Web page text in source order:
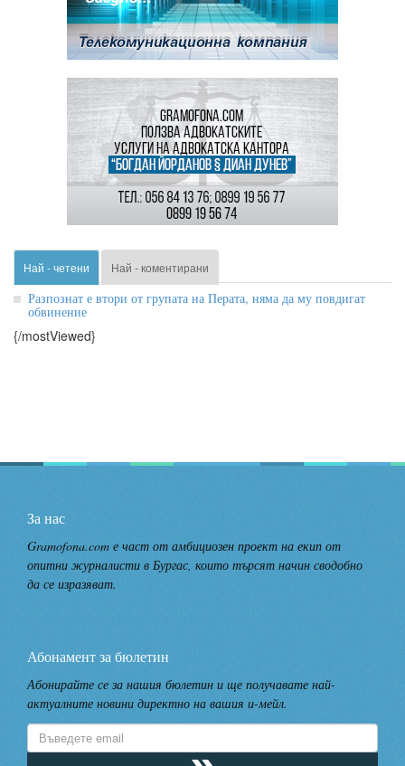
Най - четени Най - коментирани
Разпознат е втори от групата на Перата, няма да му повдигат
обвинение
{/mostViewed}
За нас
Gramofona.com е част от амбициозен проект на екип от
опитни журналисти в Бургас, които търсят начин сводобно
да се изразяват.
Абонамент за бюлетин
Абонирайте се за нашия бюлетин и ще получавате най-
актуалните новини директно на вашия и-мейл.